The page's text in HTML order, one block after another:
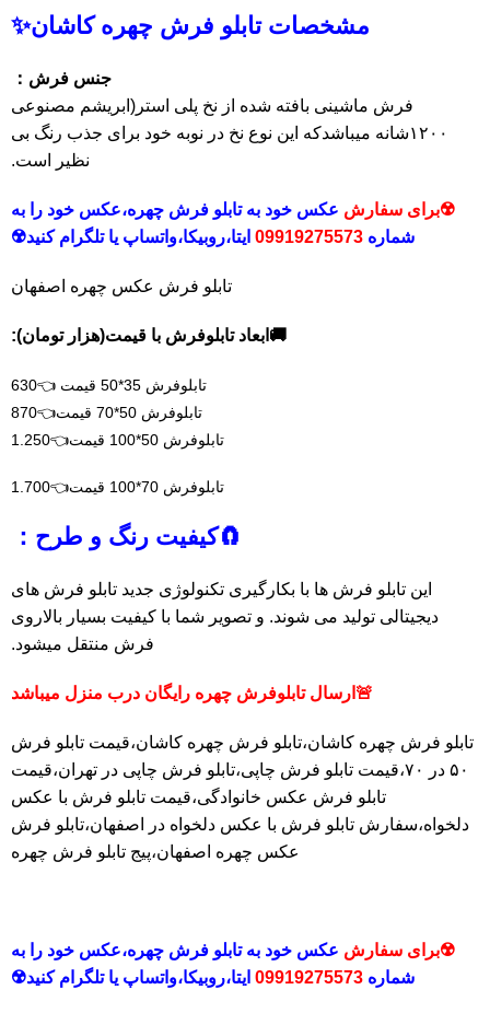
مشخصات تابلو فرش چهره کاشان✨
جنس فرش：
فرش ماشینی بافته شده از نخ پلی استر(ابریشم مصنوعی
۱۲۰۰شانه میباشدکه این نوع نخ در نوبه خود برای جذب رنگ بی
نظیر است.
☢️برای سفارش عکس خود به تابلو فرش چهره،عکس خود را به
شماره 09919275573 ایتا،روبیکا،واتساپ یا تلگرام کنید☢️
تابلو فرش عکس چهره اصفهان
🚚ابعاد تابلوفرش با قیمت(هزار تومان):
تابلوفرش 35*50 قیمت 👈630
تابلوفرش 50*70 قیمت👈870
تابلوفرش 50*100 قیمت👈1.250
تابلوفرش 70*100 قیمت👈1.700
🧲کیفیت رنگ و طرح：
این تابلو فرش ها با بکارگیری تکنولوژی جدید تابلو فرش های
دیجیتالی تولید می شوند. و تصویر شما با کیفیت بسیار بالاروی
فرش منتقل میشود.
🚨ارسال تابلوفرش چهره رایگان درب منزل میباشد
تابلو فرش چهره کاشان،تابلو فرش چهره کاشان،قیمت تابلو فرش
۵۰ در ۷۰،قیمت تابلو فرش چاپی،تابلو فرش چاپی در تهران،قیمت
تابلو فرش عکس خانوادگی،قیمت تابلو فرش با عکس
دلخواه،سفارش تابلو فرش با عکس دلخواه در اصفهان،تابلو فرش
عکس چهره اصفهان،پیج تابلو فرش چهره
☢️برای سفارش عکس خود به تابلو فرش چهره،عکس خود را به
شماره 09919275573 ایتا،روبیکا،واتساپ یا تلگرام کنید☢️